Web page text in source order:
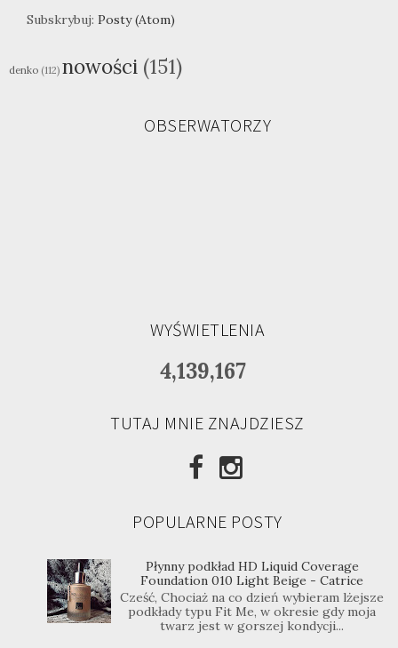
Subskrybuj: Posty (Atom)
denko (112) nowości (151)
OBSERWATORZY
WYŚWIETLENIA
4,139,167
TUTAJ MNIE ZNAJDZIESZ
POPULARNE POSTY
Płynny podkład HD Liquid Coverage
Foundation 010 Light Beige - Catrice
Cześć, Chociaż na co dzień wybieram lżejsze
podkłady typu Fit Me, w okresie gdy moja
twarz jest w gorszej kondycji...